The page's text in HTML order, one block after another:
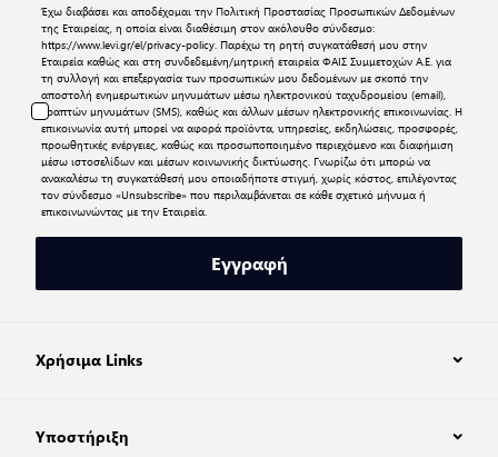
Έχω διαβάσει και αποδέχομαι την Πολιτική Προστασίας Προσωπικών Δεδομένων
της Εταιρείας, η οποία είναι διαθέσιμη στον ακόλουθο σύνδεσμο:
https://www.levi.gr/el/privacy-policy. Παρέχω τη ρητή συγκατάθεσή μου στην
Εταιρεία καθώς και στη συνδεδεμένη/μητρική εταιρεία ΦΑΙΣ Συμμετοχών Α.Ε. για
τη συλλογή και επεξεργασία των προσωπικών μου δεδομένων με σκοπό την
αποστολή ενημερωτικών μηνυμάτων μέσω ηλεκτρονικού ταχυδρομείου (email),
γραπτών μηνυμάτων (SMS), καθώς και άλλων μέσων ηλεκτρονικής επικοινωνίας. Η
επικοινωνία αυτή μπορεί να αφορά προϊόντα, υπηρεσίες, εκδηλώσεις, προσφορές,
προωθητικές ενέργειες, καθώς και προσωποποιημένο περιεχόμενο και διαφήμιση
μέσω ιστοσελίδων και μέσων κοινωνικής δικτύωσης. Γνωρίζω ότι μπορώ να
ανακαλέσω τη συγκατάθεσή μου οποιαδήποτε στιγμή, χωρίς κόστος, επιλέγοντας
τον σύνδεσμο «Unsubscribe» που περιλαμβάνεται σε κάθε σχετικό μήνυμα ή
επικοινωνώντας με την Εταιρεία.
Εγγραφή
Χρήσιμα Links
Υποστήριξη